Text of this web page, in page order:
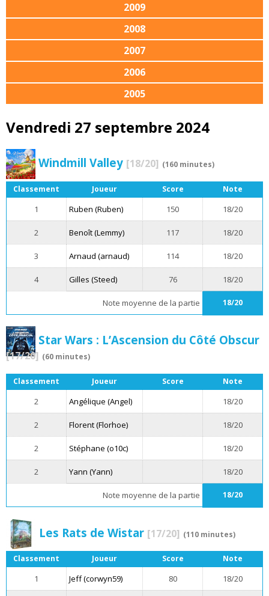
2009
2008
2007
2006
2005
Vendredi 27 septembre 2024
Windmill Valley [18/20] (160 minutes)
Classement Joueur Score Note
1 Ruben (Ruben) 150 18/20
2 Benoît (Lemmy) 117 18/20
3 Arnaud (arnaud) 114 18/20
4 Gilles (Steed) 76 18/20
Note moyenne de la partie 18/20
Star Wars : L’Ascension du Côté Obscur
[17/20] (60 minutes)
Classement Joueur Score Note
2 Angélique (Angel) 18/20
2 Florent (Florhoe) 18/20
2 Stéphane (o10c) 18/20
2 Yann (Yann) 18/20
Note moyenne de la partie 18/20
Les Rats de Wistar [17/20] (110 minutes)
Classement Joueur Score Note
1 Jeff (corwyn59) 80 18/20